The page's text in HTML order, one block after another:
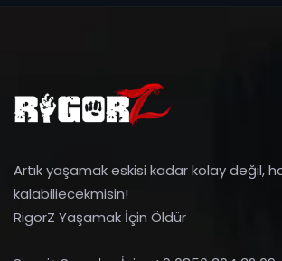
Artık yaşamak eskisi kadar kolay değil,
kalabiliecekmisin!
RigorZ Yaşamak İçin Öldür